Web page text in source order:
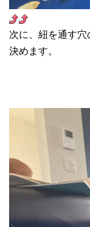
次に、紐を通す穴
決めます。